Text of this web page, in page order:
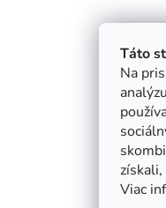
Táto
Na
Viac